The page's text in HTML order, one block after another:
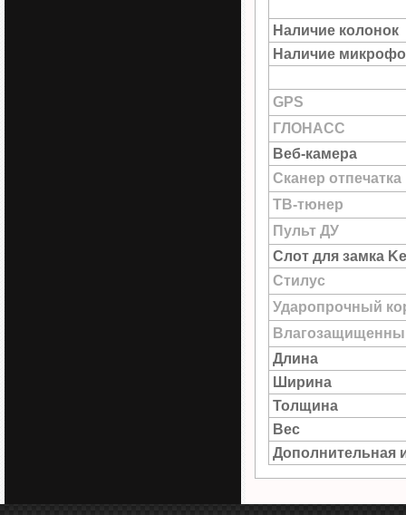
Наличие колонок
Наличие
GPS
ГЛОНАСС
Веб-камера
Сканер
ТВ-тюнер
Пульт ДУ
Слот для замка
Стилус
Ударопрочный
Длина
Ширина
Толщина
Вес
Дополнительная